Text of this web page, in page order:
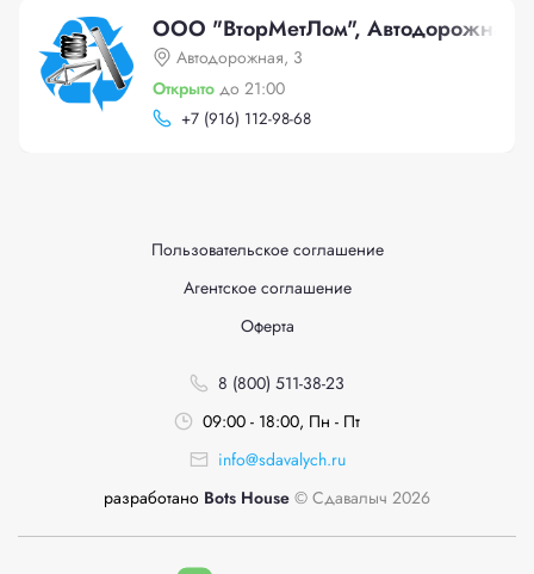
ООО "ВторМетЛом", Автодорожная,
Автодорожная, 3
Открыто до 21:00
+7 (916) 112-98-68
Пользовательское соглашение
Агентское соглашение
Оферта
8 (800) 511-38-23
09:00 - 18:00, Пн - Пт
info@sdavalych.ru
разработано Bots House © Сдавалыч 2026